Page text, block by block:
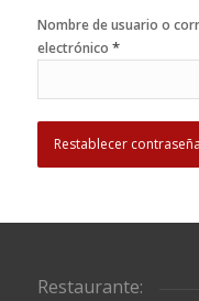
Nombre de usuario o
electrónico *
Restablecer contraseña
Restaurante: